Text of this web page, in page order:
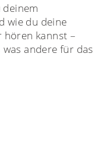
wie du deine
hören kannst –
andere für das